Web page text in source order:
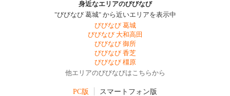
身近なエリアのびびなび
"びびなび 葛城" から近いエリアを表示中
びびなび 葛城
びびなび 大和高田
びびなび 御所
びびなび 香芝
びびなび 橿原
他エリアのびびなびはこちらから
PC版 スマートフォン版